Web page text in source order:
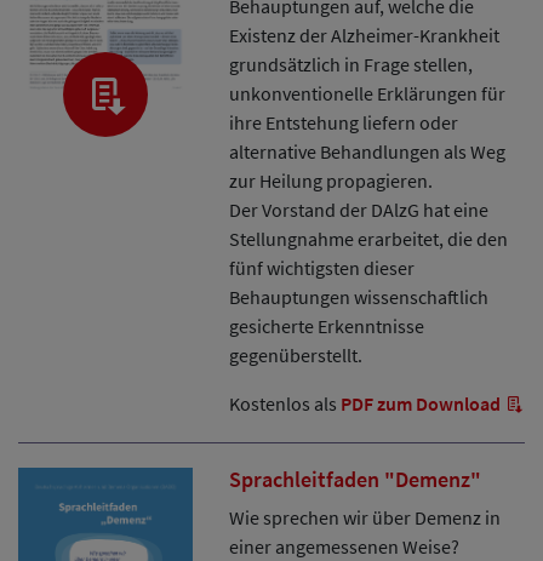
Behauptungen auf, welche die
Existenz der Alzheimer-Krankheit
grundsätzlich in Frage stellen,
unkonventionelle Erklärungen für
ihre Entstehung liefern oder
alternative Behandlungen als Weg
zur Heilung propagieren.
Der Vorstand der DAlzG hat eine
Stellungnahme erarbeitet, die den
fünf wichtigsten dieser
Behauptungen wissenschaftlich
gesicherte Erkenntnisse
gegenüberstellt.
Kostenlos als PDF zum Download
Sprachleitfaden "Demenz"
Wie sprechen wir über Demenz in
einer angemessenen Weise?